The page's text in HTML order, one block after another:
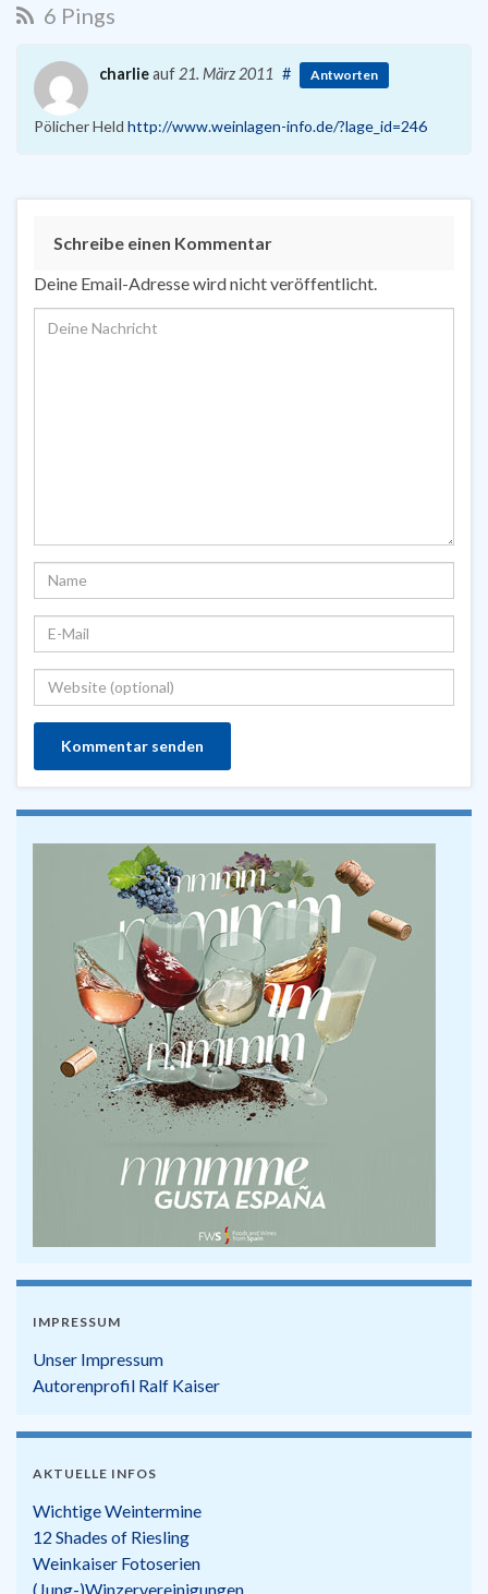
6 Pings
charlieauf 21. März 2011 # Antworten
Pölicher Held http://www.weinlagen-info.de/?lage_id=246
Schreibe einen Kommentar
Deine Email-Adresse wird nicht veröffentlicht.
IMPRESSUM
Unser Impressum
Autorenprofil Ralf Kaiser
AKTUELLE INFOS
Wichtige Weintermine
12 Shades of Riesling
Weinkaiser Fotoserien
(Jung-)Winzervereinigungen